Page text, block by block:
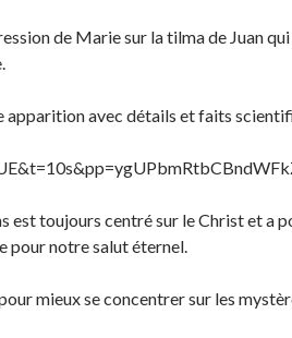
de Marie sur la tilma de Juan
avec détails et faits
est toujours centré sur le Christ et a
pour notre salut éternel.
mieux se concentrer sur les